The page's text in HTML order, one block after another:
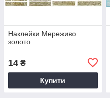
Наклейки Мереживо
золото
14 ₴
Купити